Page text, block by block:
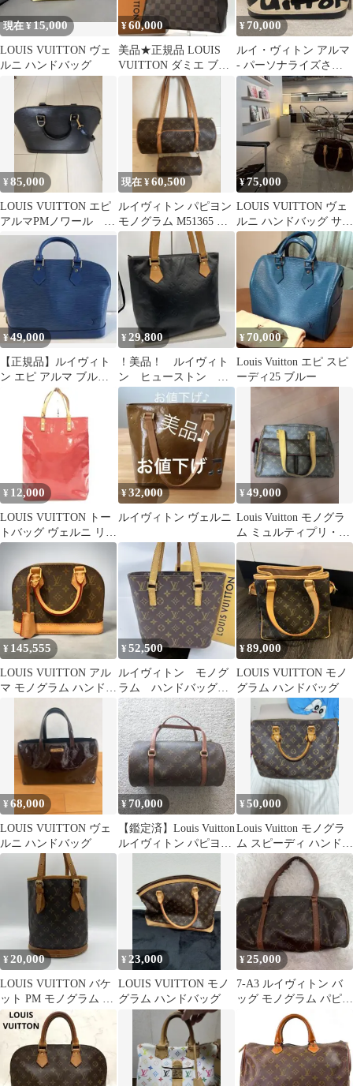
現在 ¥15,000
LOUIS VUITTON ヴェ
ルニ ハンドバッグ
¥60,000
美品★正規品 LOUIS
VUITTON ダミエ ブレ
ラ ハンドバッグ エべヌ
¥ 70,000
ルイ・ヴィトン アルマ
- パーソナライズされ
たカスタムデザイン
¥85,000
LOUIS VUITTON エピ
アルマPMノワール ス
トラップ付き
現在 ¥60,500
ルイヴィトン パピヨン
モノグラム M51365 ポ
ーチ付き 0730◻︎
¥75,000
LOUIS VUITTON ヴェ
ルニ ハンドバッグ サミ
ットドライブ
¥49,000
【正規品】ルイヴィト
ン エピ アルマ ブルー
ハンドバッグ
¥29,800
！美品！ ルイヴィト
ン ヒューストン ト
ートバッグ 156aa
¥ 70,000
Louis Vuitton エピ スピ
ーディ25 ブルー
¥ 12,000
LOUIS VUITTON トー
トバッグ ヴェルニ リー
ドMM M91086
¥32,000
ルイヴィトン ヴェルニ
¥49,000
Louis Vuitton モノグラ
ム ミュルティプリ・シ
テ
¥ 145,555
LOUIS VUITTON アル
マ モノグラム ハンドバ
¥52,500
ルイヴィトン モノグ
ラム ハンドバッグ
ヴァヴァンPM
¥89,000
LOUIS VUITTON モノ
グラム ハンドバッグ
¥68,000
LOUIS VUITTON ヴェ
ルニ ハンドバッグ
¥70,000
【鑑定済】Louis Vuitton
ルイヴィトン パピヨン
¥50,000
Louis Vuitton モノグラ
ム スピーディ ハンドバ
ッグ
¥20,000
LOUIS VUITTON バケ
ット PM モノグラム ハ
ンドバッグ バケツ
¥23,000
LOUIS VUITTON モノ
グラム ハンドバッグ
¥25,000
7-A3 ルイヴィトン バ
ッグ モノグラム パピヨ
ン ヴィンテージ